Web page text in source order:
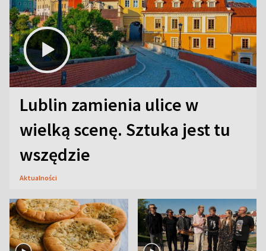
Lublin zamienia ulice w
wielką scenę. Sztuka jest tu
wszędzie
Aktualności